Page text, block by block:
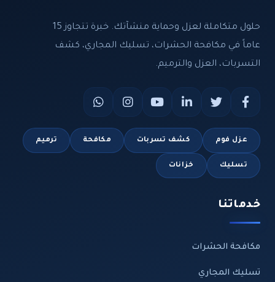
حلول متكاملة لعزل وحماية منشآتك. خبرة تتجاوز 15
عاماً في مكافحة الحشرات، تسليك المجاري، كشف
التسربات، العزل والترميم.
عزل فوم كشف تسربات مكافحة ترميم
تسليك خزانات
خدماتنا
مكافحة الحشرات
تسليك المجاري